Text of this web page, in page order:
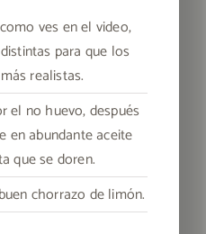
ves en el video,
para que los
realistas.
el no huevo, después
en abundante aceite
que se doren.
chorrazo de limón.